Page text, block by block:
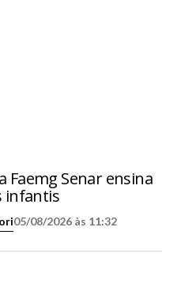
Faemg Senar ensina
infantis
05/08/2026 às 11:32